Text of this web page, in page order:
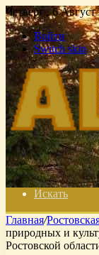
Четверг , 6 Август
Войти
Switch skin
Искать
Главная/
природных и
Ростовской